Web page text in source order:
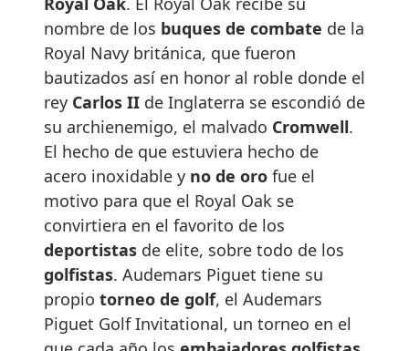
nombre de los buques de combate de la
Royal Navy británica, que fueron
bautizados así en honor al roble donde el
rey Carlos II de Inglaterra se escondió de
su archienemigo, el malvado Cromwell.
El hecho de que estuviera hecho de
acero inoxidable y no de oro fue el
motivo para que el Royal Oak se
convirtiera en el favorito de los
deportistas de elite, sobre todo de los
golfistas. Audemars Piguet tiene su
propio torneo de golf, el Audemars
Piguet Golf Invitational, un torneo en el